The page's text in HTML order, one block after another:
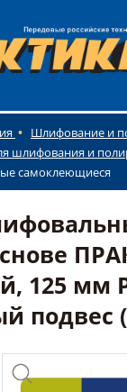
Шлифование и
шлифования и
самоклеющиеся
125 мм
подвес